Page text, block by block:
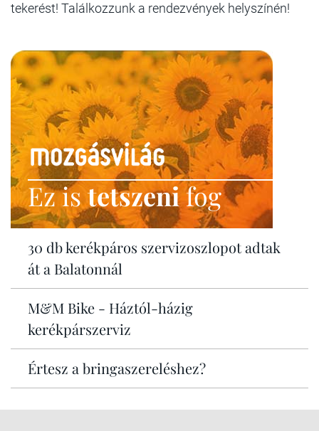
tekerést! Találkozzunk a rendezvények helyszínén!
Ez istetszenifog
30 db kerékpáros szervizoszlopot adtak
át a Balatonnál
M&M Bike - Háztól-házig
kerékpárszerviz
Értesz a bringaszereléshez?